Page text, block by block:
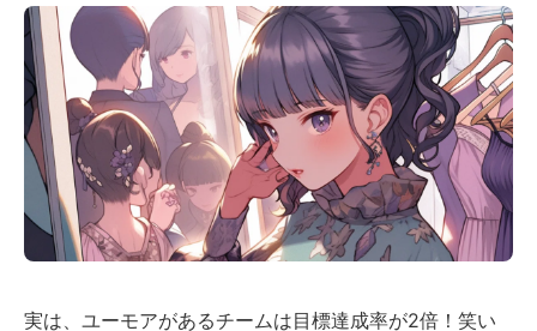
実は、ユーモアがあるチームは目標達成率が2倍！笑い